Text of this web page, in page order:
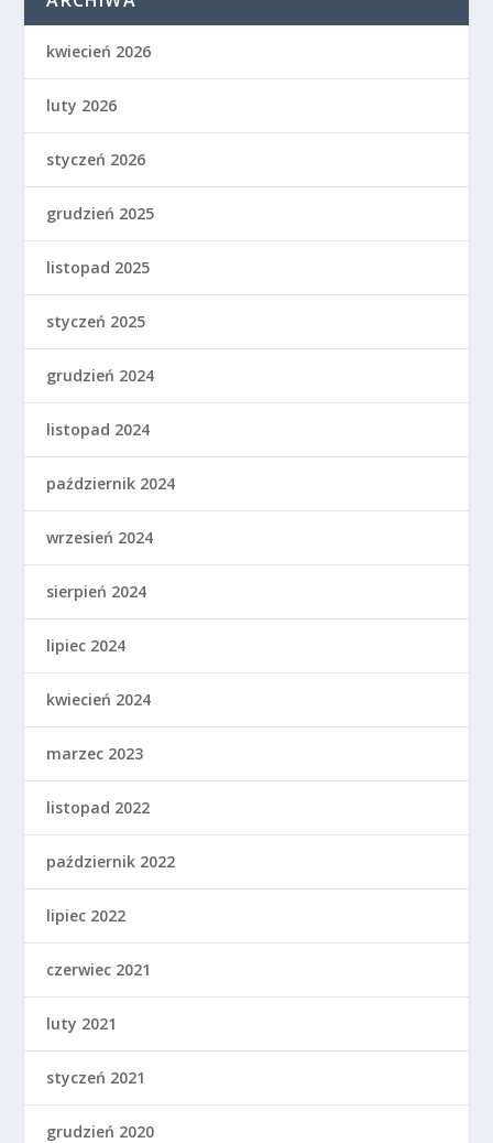
kwiecień 2026
luty 2026
styczeń 2026
grudzień 2025
listopad 2025
styczeń 2025
grudzień 2024
listopad 2024
październik 2024
wrzesień 2024
sierpień 2024
lipiec 2024
kwiecień 2024
marzec 2023
listopad 2022
październik 2022
lipiec 2022
czerwiec 2021
luty 2021
styczeń 2021
grudzień 2020